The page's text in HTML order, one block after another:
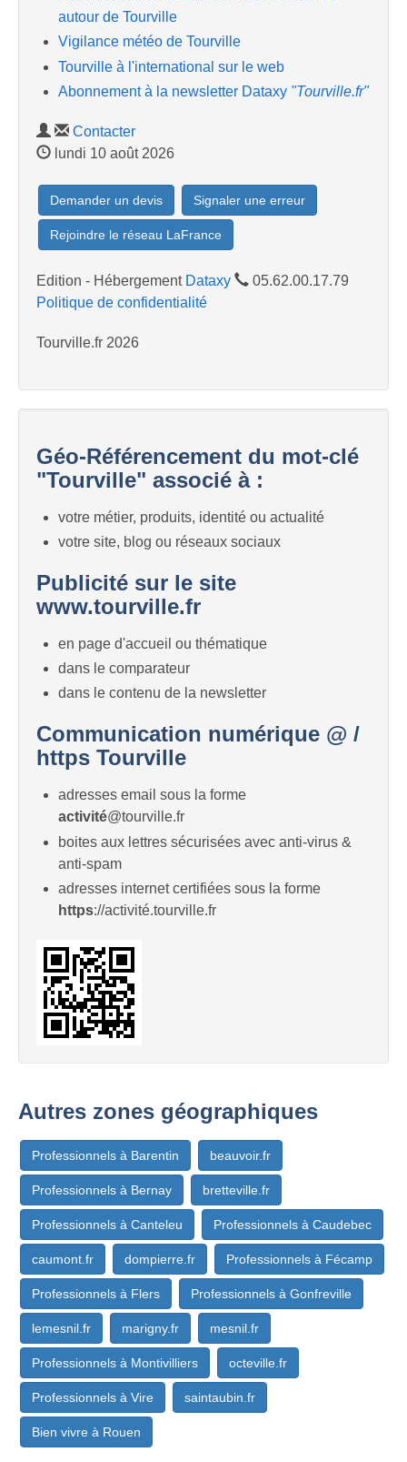
autour de Tourville
Vigilance météo de Tourville
Tourville à l'international sur le web
Abonnement à la newsletter Dataxy "Tourville.fr"
Contacter
lundi 10 août 2026
Demander un devis Signaler une erreur
Rejoindre le réseau LaFrance
Edition - Hébergement Dataxy
05.62.00.17.79
Politique de confidentialité
Tourville.fr 2026
Géo-Référencement du mot-clé
"Tourville" associé à :
votre métier, produits, identité ou actualité
votre site, blog ou réseaux sociaux
Publicité sur le site
www.tourville.fr
en page d'accueil ou thématique
dans le comparateur
dans le contenu de la newsletter
Communication numérique @ /
https Tourville
adresses email sous la forme
activité@tourville.fr
boites aux lettres sécurisées avec anti-virus &
anti-spam
adresses internet certifiées sous la forme
https://activité.tourville.fr
Autres zones géographiques
Professionnels à Barentin beauvoir.fr
Professionnels à Bernay bretteville.fr
Professionnels à Canteleu Professionnels à Caudebec
caumont.fr dompierre.fr Professionnels à Fécamp
Professionnels à Flers Professionnels à Gonfreville
lemesnil.fr marigny.fr mesnil.fr
Professionnels à Montivilliers octeville.fr
Professionnels à Vire saintaubin.fr
Bien vivre à Rouen